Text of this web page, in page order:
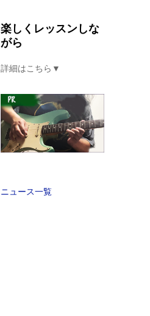
楽しくレッスンしな
がら
詳細はこちら▼
ニュース一覧